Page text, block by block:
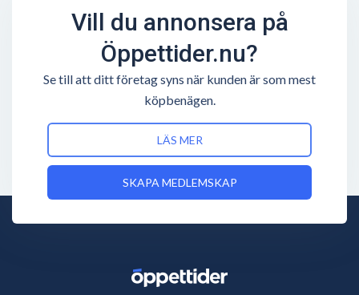
Vill du annonsera på
Öppettider.nu?
Se till att ditt företag syns när kunden är som mest
köpbenägen.
LÄS MER
SKAPA MEDLEMSKAP